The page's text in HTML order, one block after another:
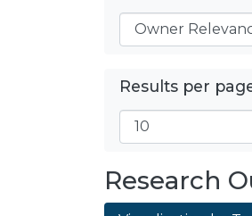
Results per
Research